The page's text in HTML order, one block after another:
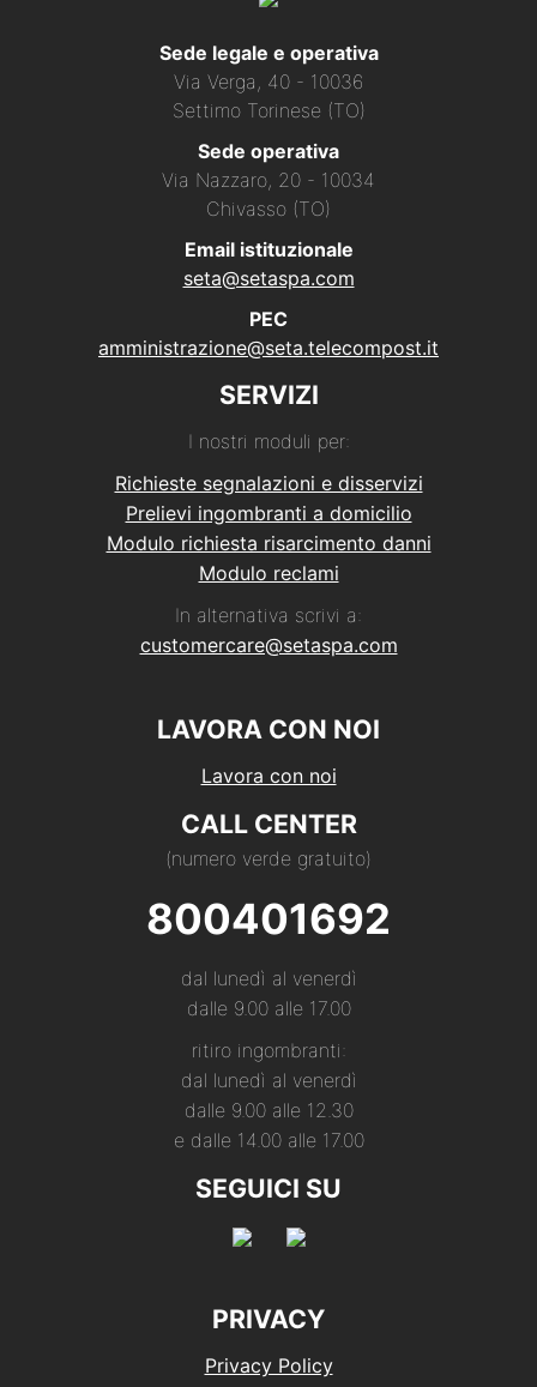
Sede legale e operativa
Via Verga, 40 - 10036
Settimo Torinese (TO)
Sede operativa
Via Nazzaro, 20 - 10034
Chivasso (TO)
Email istituzionale
seta@setaspa.com
PEC
amministrazione@seta.telecompost.it
SERVIZI
I nostri moduli per:
Richieste segnalazioni e disservizi
Prelievi ingombranti a domicilio
Modulo richiesta risarcimento danni
Modulo reclami
In alternativa scrivi a:
customercare@setaspa.com
LAVORA CON NOI
Lavora con noi
CALL CENTER
(numero verde gratuito)
800401692
dal lunedì al venerdì
dalle 9.00 alle 17.00
ritiro ingombranti:
dal lunedì al venerdì
dalle 9.00 alle 12.30
e dalle 14.00 alle 17.00
SEGUICI SU
PRIVACY
Privacy Policy